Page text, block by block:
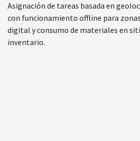
Asignación de tareas basada en
con funcionamiento offline para
digital y consumo de materiales en
inventario.